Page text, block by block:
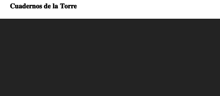
𝐂𝐮𝐚𝐝𝐞𝐫𝐧𝐨𝐬 𝐝𝐞 𝐥𝐚 𝐓𝐨𝐫𝐫𝐞